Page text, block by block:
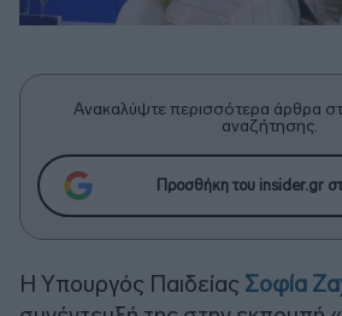
Ανακαλύψτε περισσότερα άρθρα
αναζήτησης.
Προσθήκη του insider.gr
Η Υπουργός Παιδείας Σοφία